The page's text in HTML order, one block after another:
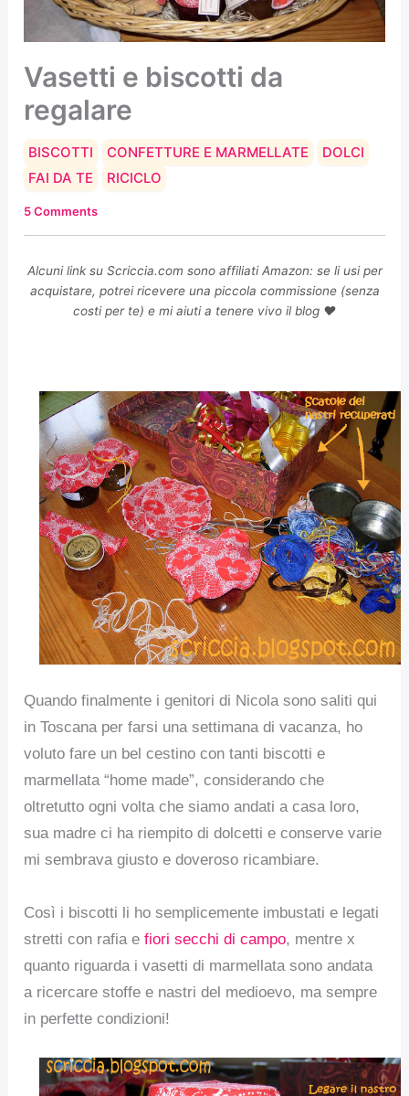
Vasetti e biscotti da
regalare
BISCOTTI CONFETTURE E MARMELLATE
DOLCI
FAI DA TE
RICICLO
5 Comments
Alcuni link su Scriccia.com sono affiliati Amazon: se li usi per
acquistare, potrei ricevere una piccola commissione (senza
costi per te) e mi aiuti a tenere vivo il blog ❤️
Quando finalmente i genitori di Nicola sono saliti qui
in Toscana per farsi una settimana di vacanza, ho
voluto fare un bel cestino con tanti biscotti e
marmellata “home made”, considerando che
oltretutto ogni volta che siamo andati a casa loro,
sua madre ci ha riempito di dolcetti e conserve varie
mi sembrava giusto e doveroso ricambiare.
Così i biscotti li ho semplicemente imbustati e legati
stretti con rafia efiori secchi di campo, mentre x
quanto riguarda i vasetti di marmellata sono andata
a ricercare stoffe e nastri del medioevo, ma sempre
in perfette condizioni!